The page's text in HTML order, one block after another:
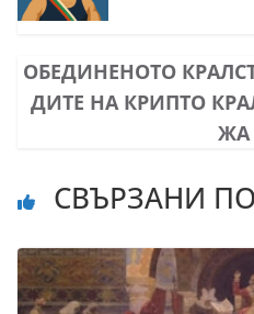
ОБЕДИНЕНОТО
ДИТЕ НА КРИПТО
ЖА
СВЪРЗАНИ